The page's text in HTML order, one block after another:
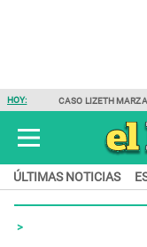
HOY: CASO LIZETH
ÚLTIMAS NOTICIAS